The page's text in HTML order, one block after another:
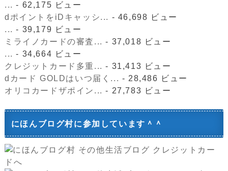
... - 62,175 ビュー
dポイントをiDキャッシ... - 46,698 ビュー
... - 39,179 ビュー
ミライノカードの審査... - 37,018 ビュー
... - 34,664 ビュー
クレジットカード多重... - 31,413 ビュー
dカード GOLDはいつ届く... - 28,486 ビュー
オリコカードザポイン... - 27,783 ビュー
にほんブログ村に参加しています＾＾